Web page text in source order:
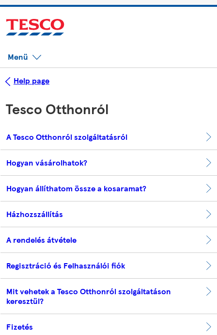
Menü
Help page
Tesco Otthonról
A Tesco Otthonról szolgáltatásról
Hogyan vásárolhatok?
Hogyan állíthatom össze a kosaramat?
Házhozszállítás
A rendelés átvétele
Regisztráció és Felhasználói fiók
Mit vehetek a Tesco Otthonról szolgáltatáson
keresztül?
Fizetés